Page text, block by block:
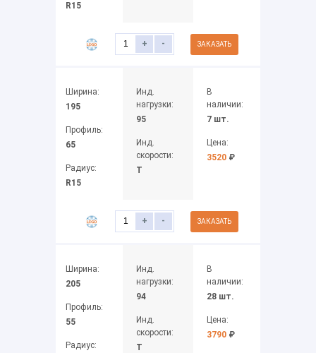
R15
+ - ЗАКАЗАТЬ
Ширина:
195
Профиль:
65
Радиус:
R15
Инд.
нагрузки:
95
Инд.
скорости:
T
В
наличии:
7 шт.
Цена:
3520 ₽
+ - ЗАКАЗАТЬ
Ширина:
205
Профиль:
55
Радиус:
Инд.
нагрузки:
94
Инд.
скорости:
T
В
наличии:
28 шт.
Цена:
3790 ₽